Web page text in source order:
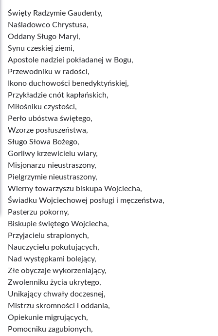
Święty Radzymie Gaudenty,
Naśladowco Chrystusa,
Oddany Sługo Maryi,
Synu czeskiej ziemi,
Apostole nadziei pokładanej w Bogu,
Przewodniku w radości,
Ikono duchowości benedyktyńskiej,
Przykładzie cnót kapłańskich,
Miłośniku czystości,
Perło ubóstwa świętego,
Wzorze posłuszeństwa,
Sługo Słowa Bożego,
Gorliwy krzewicielu wiary,
Misjonarzu nieustraszony,
Pielgrzymie nieustraszony,
Wierny towarzyszu biskupa Wojciecha,
Świadku Wojciechowej posługi i męczeństwa,
Pasterzu pokorny,
Biskupie świętego Wojciecha,
Przyjacielu strapionych,
Nauczycielu pokutujących,
Nad występkami bolejący,
Złe obyczaje wykorzeniający,
Zwolenniku życia ukrytego,
Unikający chwały doczesnej,
Mistrzu skromności i oddania,
Opiekunie migrujących,
Pomocniku zagubionych,